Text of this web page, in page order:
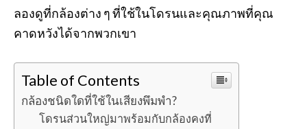
ลองดูที่กล้องต่าง ๆ ที่ใช้ในโดรนและคุณภาพที่คุณ
คาดหวังได้จากพวกเขา
Table of Contents
กล้องชนิดใดที่ใช้ในเสียงพึมพำ?
โดรนส่วนใหญ่มาพร้อมกับกล้องคงที่